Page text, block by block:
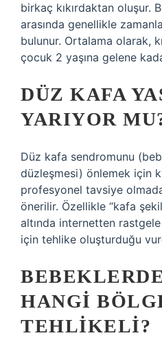
birkaç kıkırdaktan oluşur.
arasında genellikle
bulunur. Ortalama olarak,
çocuk 2 yaşına gelene
DÜZ KAFA
YARIYOR
Düz kafa sendromunu
düzleşmesi) önlemek için
profesyonel tavsiye
önerilir. Özellikle “kafa
altında internetten rastgele
için tehlike oluşturduğu
HANGI
TEHLIKELI?